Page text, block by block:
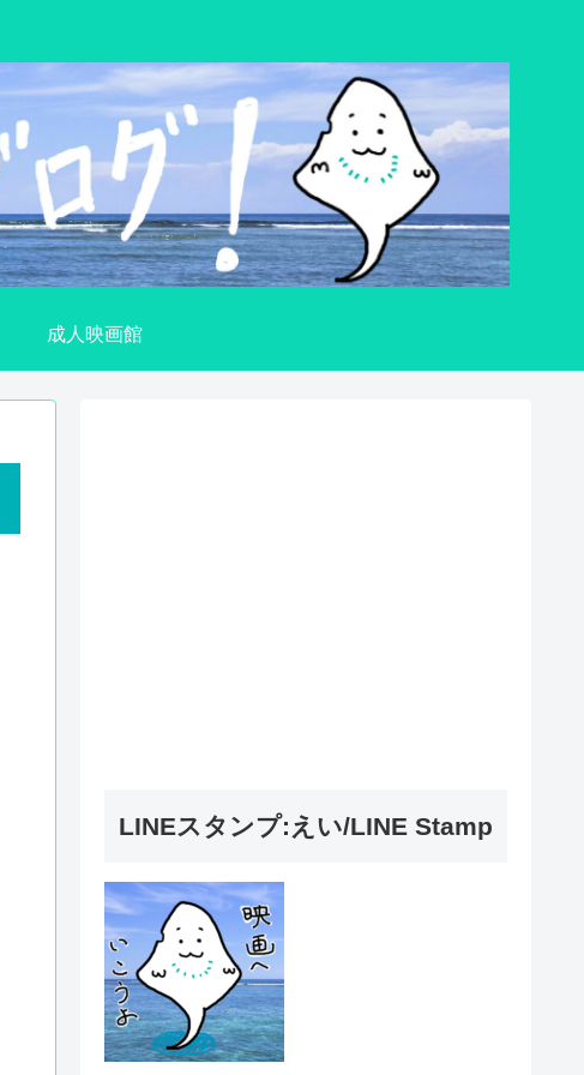
成人映画館
LINEスタンプ:えい/LINE Stamp